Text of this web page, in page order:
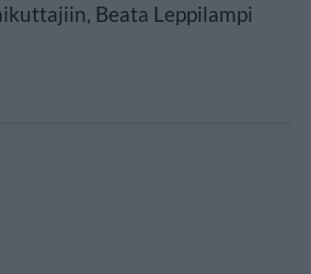
Beata Leppilampi